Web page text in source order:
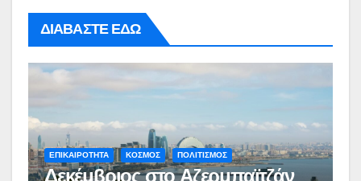
ΔΙΑΒΑΣΤΕ ΕΔΩ
ΕΠΙΚΑΙΡΟΤΗΤΑ ΚΟΣΜΟΣ ΠΟΛΙΤΙΣΜΟΣ
Δεκέμβριος στο Αζερμπαϊτζάν